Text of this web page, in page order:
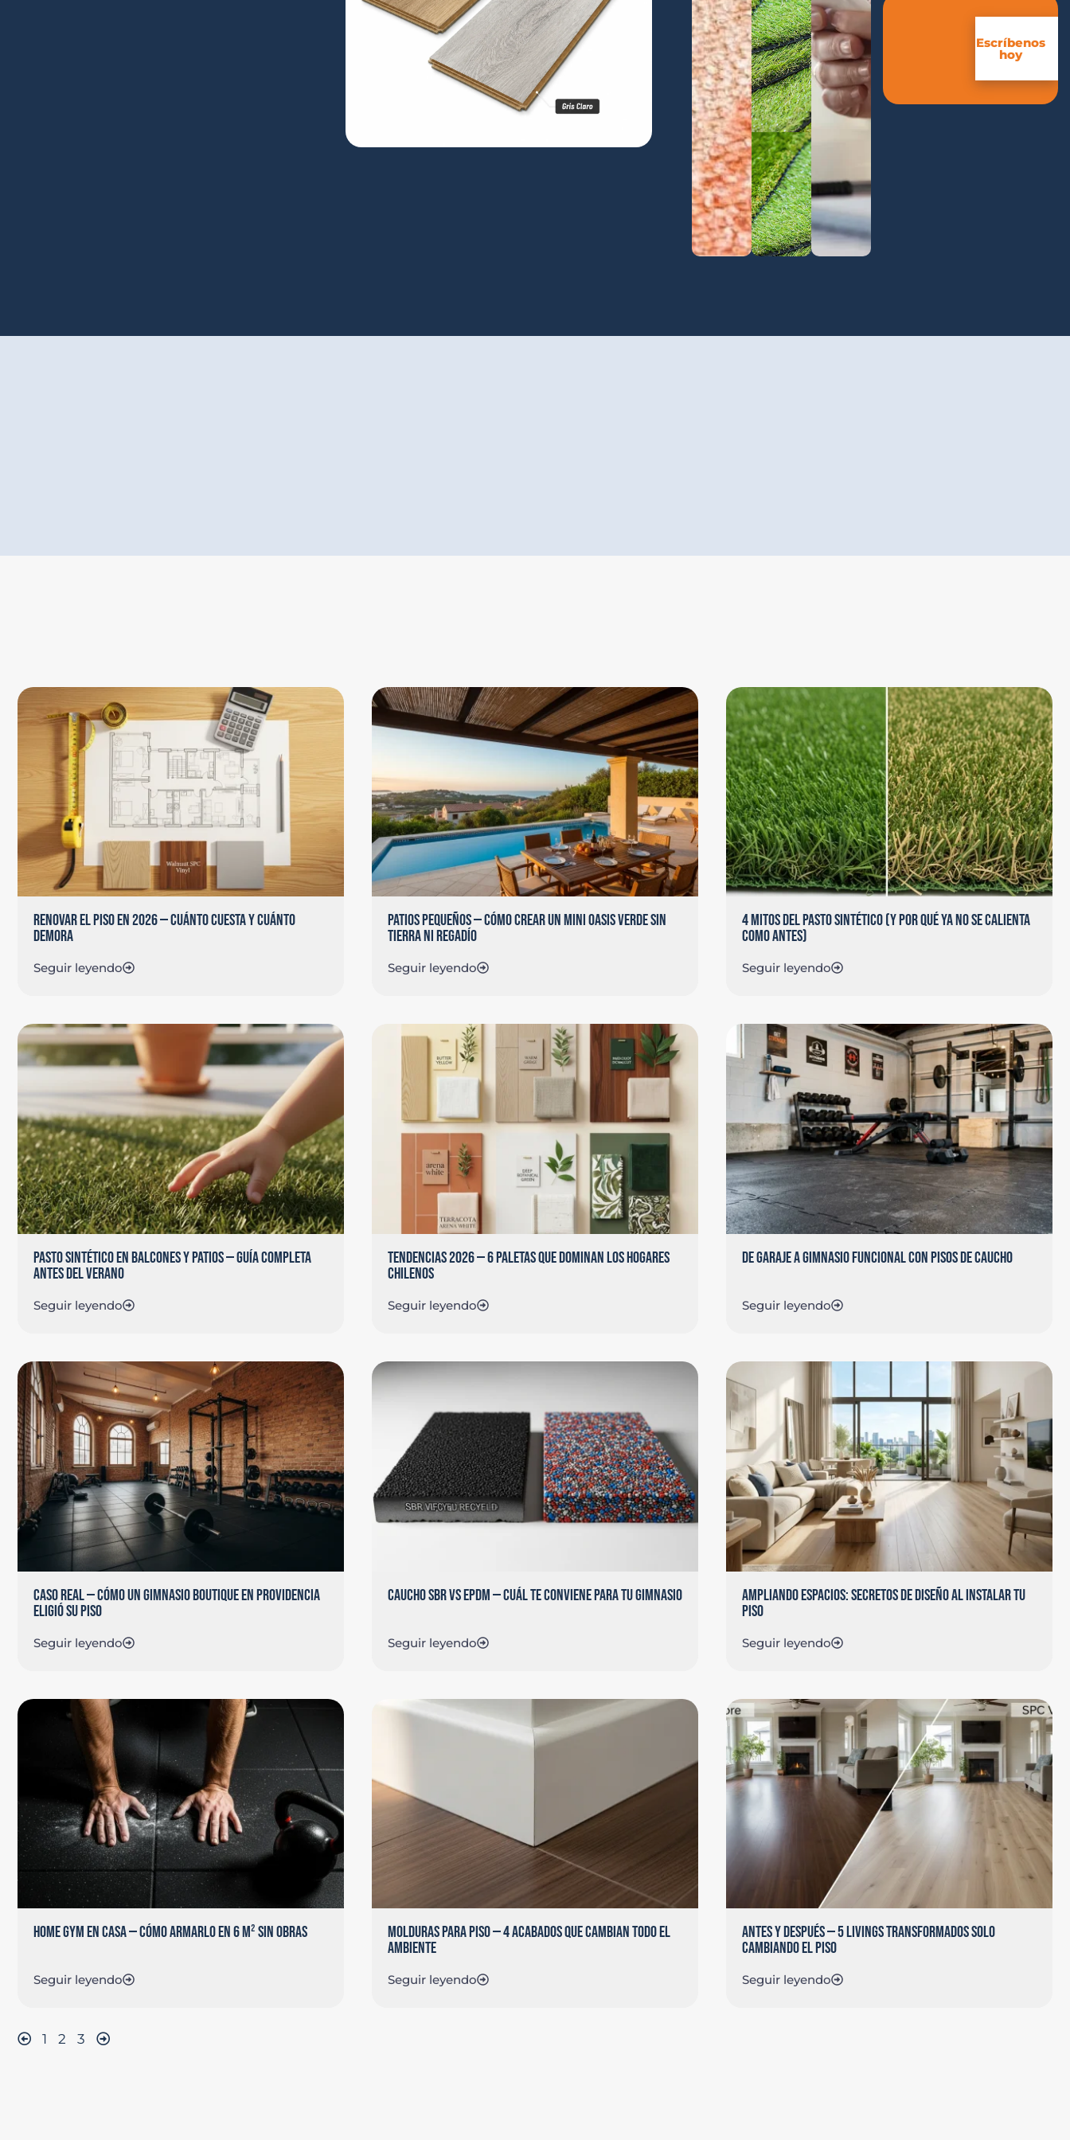
Escríbenos
hoy
RENOVAR EL PISO EN 2026 — CUÁNTO CUESTA Y CUÁNTO
DEMORA
Seguir leyendo
PATIOS PEQUEÑOS — CÓMO CREAR UN MINI OASIS VERDE SIN
TIERRA NI REGADÍO
Seguir leyendo
4 MITOS DEL PASTO SINTÉTICO (Y POR QUÉ YA NO SE CALIENTA
COMO ANTES)
Seguir leyendo
PASTO SINTÉTICO EN BALCONES Y PATIOS — GUÍA COMPLETA
ANTES DEL VERANO
Seguir leyendo
TENDENCIAS 2026 — 6 PALETAS QUE DOMINAN LOS HOGARES
CHILENOS
Seguir leyendo
DE GARAJE A GIMNASIO FUNCIONAL CON PISOS DE CAUCHO
Seguir leyendo
CASO REAL — CÓMO UN GIMNASIO BOUTIQUE EN PROVIDENCIA
ELIGIÓ SU PISO
Seguir leyendo
CAUCHO SBR VS EPDM — CUÁL TE CONVIENE PARA TU GIMNASIO
Seguir leyendo
AMPLIANDO ESPACIOS: SECRETOS DE DISEÑO AL INSTALAR TU
PISO
Seguir leyendo
HOME GYM EN CASA — CÓMO ARMARLO EN 6 M² SIN OBRAS
Seguir leyendo
MOLDURAS PARA PISO — 4 ACABADOS QUE CAMBIAN TODO EL
AMBIENTE
Seguir leyendo
ANTES Y DESPUÉS — 5 LIVINGS TRANSFORMADOS SOLO
CAMBIANDO EL PISO
Seguir leyendo
1 2 3